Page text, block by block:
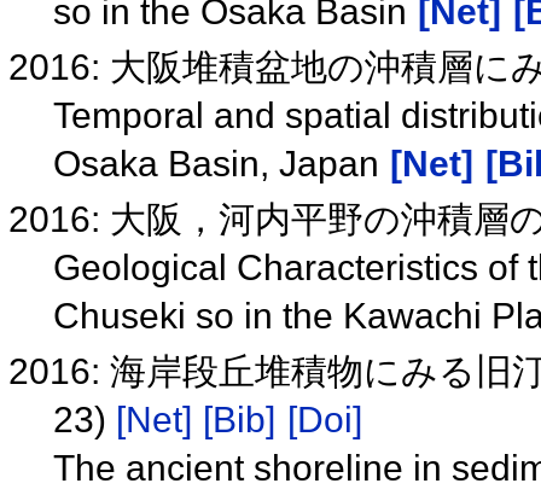
so in the Osaka Basin [Net]
2016: 大阪堆積盆地の沖積層に
Temporal and spatial
Osaka Basin, Japan [Net]
2016: 大阪，河内平野の沖積層
Geological Characteristics of
Chuseki so in the Kawachi
2016: 海岸段丘堆積物にみる旧
23) [Net] [Bib] [Doi]
The ancient shoreline in